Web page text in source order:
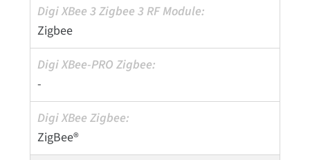
Zigbee
-
ZigBee®